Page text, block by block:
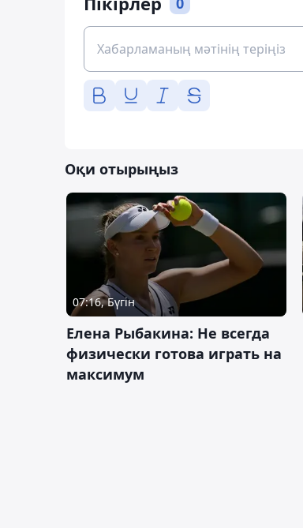
Оқи отырыңыз
07:16, Бүгін
Елена Рыбакина: Не всегда
физически готова играть на
максимум